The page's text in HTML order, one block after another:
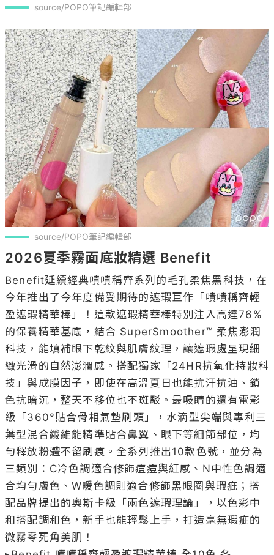
source/POPO筆記編輯部
source/POPO筆記編輯部
2026夏季霧面底妝精選 Benefit
Benefit延續經典嘖嘖稱齊系列的毛孔柔焦黑科技，在
今年推出了今年度備受期待的遮瑕巨作「嘖嘖稱齊輕
盈遮瑕精華棒」！這款遮瑕精華棒特別注入高達76%
的保養精華基底，結合 SuperSmoother™ 柔焦澎潤
科技，能填補眼下乾紋與肌膚紋理，讓遮瑕處呈現細
緻光滑的自然澎潤感。搭配獨家「24HR抗氧化持妝科
技」與成膜因子，即使在高溫夏日也能抗汗抗油、鎖
色抗暗沉，整天不移位也不斑駁。最吸睛的還有電影
級「360°貼合骨相氣墊刷頭」，水滴型尖端與專利三
葉型混合纖維能精準貼合鼻翼、眼下等細節部位，均
勻釋放粉體不留刷痕。全系列推出10款色號，並分為
三類別：C冷色調適合修飾痘痘與紅感、N中性色調適
合均勻膚色、W暖色調則適合修飾黑眼圈與瑕疵；搭
配品牌提出的奧斯卡級「兩色遮瑕理論」，以色彩中
和搭配調和色，新手也能輕鬆上手，打造毫無瑕疵的
微霧零死角美肌！